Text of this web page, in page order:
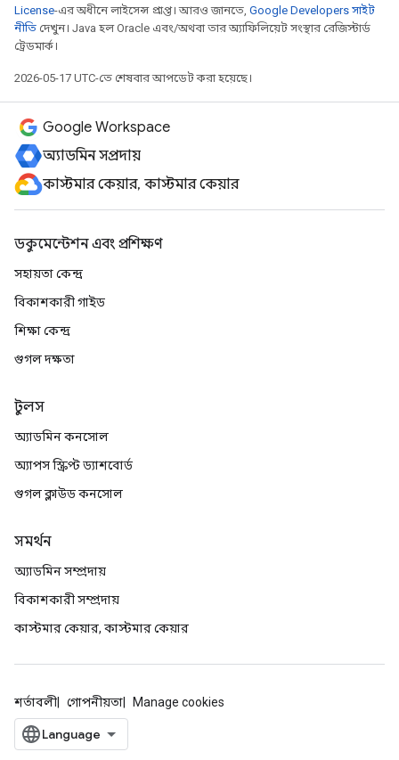
License-এর অধীনে লাইসেন্স প্রাপ্ত। আরও জানতে, Google Developers সাইট
নীতি দেখুন। Java হল Oracle এবং/অথবা তার অ্যাফিলিয়েট সংস্থার রেজিস্টার্ড
ট্রেডমার্ক।
2026-05-17 UTC-তে শেষবার আপডেট করা হয়েছে।
Google Workspace
অ্যাডমিন সম্প্রদায়
কাস্টমার কেয়ার, কাস্টমার কেয়ার
ডকুমেন্টেশন এবং প্রশিক্ষণ
সহায়তা কেন্দ্র
বিকাশকারী গাইড
শিক্ষা কেন্দ্র
গুগল দক্ষতা
টুলস
অ্যাডমিন কনসোল
অ্যাপস স্ক্রিপ্ট ড্যাশবোর্ড
গুগল ক্লাউড কনসোল
সমর্থন
অ্যাডমিন সম্প্রদায়
বিকাশকারী সম্প্রদায়
কাস্টমার কেয়ার, কাস্টমার কেয়ার
শর্তাবলী গোপনীয়তা Manage cookies